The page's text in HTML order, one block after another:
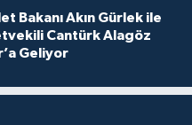
Bakanı Akın Gürlek ile
Cantürk Alagöz
Geliyor